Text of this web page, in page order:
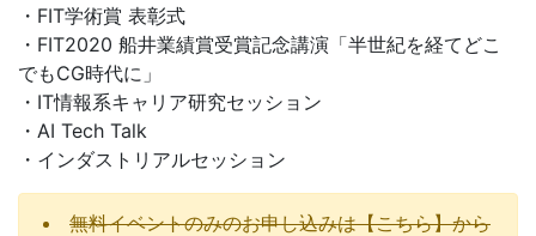
・FIT学術賞 表彰式
・FIT2020 船井業績賞受賞記念講演「半世紀を経てどこ
でもCG時代に」
・IT情報系キャリア研究セッション
・AI Tech Talk
・インダストリアルセッション
無料イベントのみのお申し込みは【こちら】から